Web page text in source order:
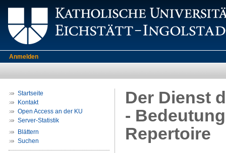
Anmelden
Startseite
Kontakt
Open Access an der KU
Server-Statistik
Blättern
Suchen
Der Dienst
-
Repertoire